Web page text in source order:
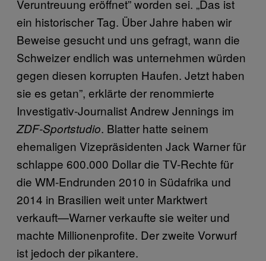
Veruntreuung eröffnet” worden sei. „Das ist
ein historischer Tag. Über Jahre haben wir
Beweise gesucht und uns gefragt, wann die
Schweizer endlich was unternehmen würden
gegen diesen korrupten Haufen. Jetzt haben
sie es getan”, erklärte der renommierte
Investigativ-Journalist Andrew Jennings im
ZDF-Sportstudio. Blatter hatte seinem
ehemaligen Vizepräsidenten Jack Warner für
schlappe 600.000 Dollar die TV-Rechte für
die WM-Endrunden 2010 in Südafrika und
2014 in Brasilien weit unter Marktwert
verkauft—Warner verkaufte sie weiter und
machte Millionenprofite. Der zweite Vorwurf
ist jedoch der pikantere.